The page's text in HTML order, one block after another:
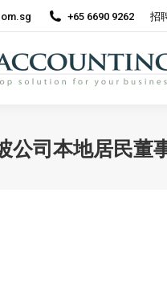
+65 6690 9262 招
公司本地居民董